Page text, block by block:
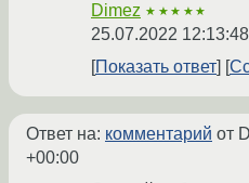
Dimez ★★★★★
25.07.2022
Показать ответ
Ответ на: комментарий от
+00:00